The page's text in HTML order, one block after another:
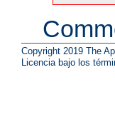
Copyright 2019 The
Licencia bajo los